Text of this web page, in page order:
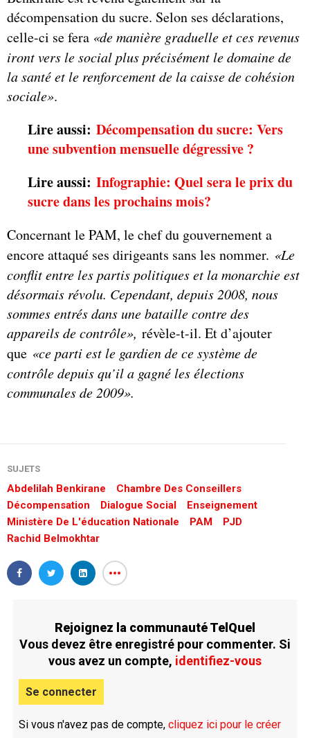
décompensation du sucre. Selon ses déclarations,
celle-ci se fera «de manière graduelle et ces revenus
iront vers le social plus précisément le domaine de
la santé et le renforcement de la caisse de cohésion
sociale».
Lire aussi: Décompensation du sucre: Vers
une subvention mensuelle dégressive ?
Lire aussi: Infographie: Quel sera le prix du
sucre dans les prochains mois?
Concernant le PAM, le chef du gouvernement a
encore attaqué ses dirigeants sans les nommer. «Le
conflit entre les partis politiques et la monarchie est
désormais révolu. Cependant, depuis 2008, nous
sommes entrés dans une bataille contre des
appareils de contrôle», révèle-t-il. Et d’ajouter
que «ce parti est le gardien de ce système de
contrôle depuis qu’il a gagné les élections
communales de 2009».
SUJETS
Abdelilah Benkirane
Chambre Des Conseillers
Décompensation
Dialogue Social
Enseignement
Ministère De L'éducation Nationale
PAM
PJD
Rachid Belmokhtar
Rejoignez la communauté TelQuel
Vous devez être enregistré pour commenter. Si
vous avez un compte, identifiez-vous
Se connecter
Si vous n'avez pas de compte, cliquez ici pour le créer